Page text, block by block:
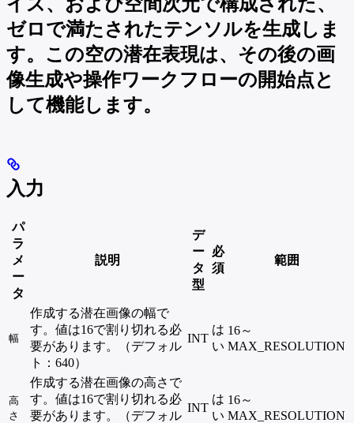
ゼロで満たされたテンソルを生成しま
す。この空の潜在表現は、その後の画
像生成や操作ワークフローの開始点と
して機能します。
入力
パ
ラ
メ
ー
タ
説明
デ
ー
タ
型
必
須
範囲
幅
作成する潜在画像の幅で
す。値は16で割り切れる必
要があります。（デフォル
ト：640）
INT
は
い
16～
MAX_RESOLUTION
高
さ
作成する潜在画像の高さで
す。値は16で割り切れる必
要があります。（デフォル
INT
は
い
16～
MAX_RESOLUTION